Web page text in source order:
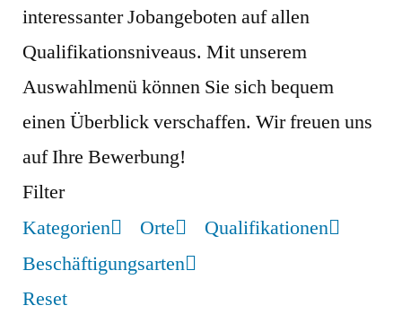
interessanter Jobangeboten auf allen
Qualifikationsniveaus. Mit unserem
Auswahlmenü können Sie sich bequem
einen Überblick verschaffen. Wir freuen uns
auf Ihre Bewerbung!
Filter
Kategorien
Orte
Qualifikationen
Beschäftigungsarten
Reset